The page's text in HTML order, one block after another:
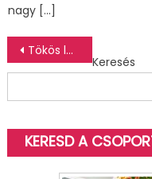
nagy […]
Bejegyzés
navigáció
Tökös lepény fokhagymás tejföllel
Keresés
KERESD A